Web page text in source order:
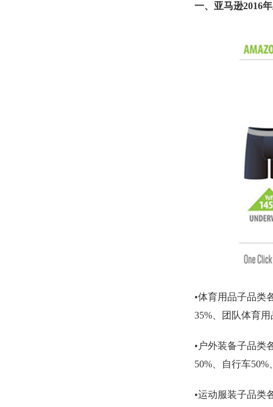
一、亚马逊2016
•体育用品子品类
35%、团队体育
•户外装备子品类
50%、自行车
•运动服装子品类